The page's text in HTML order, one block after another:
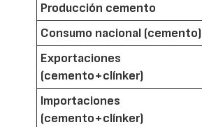
Producción cemento
Consumo nacional (cemento)
Exportaciones
(cemento+clínker)
Importaciones
(cemento+clínker)